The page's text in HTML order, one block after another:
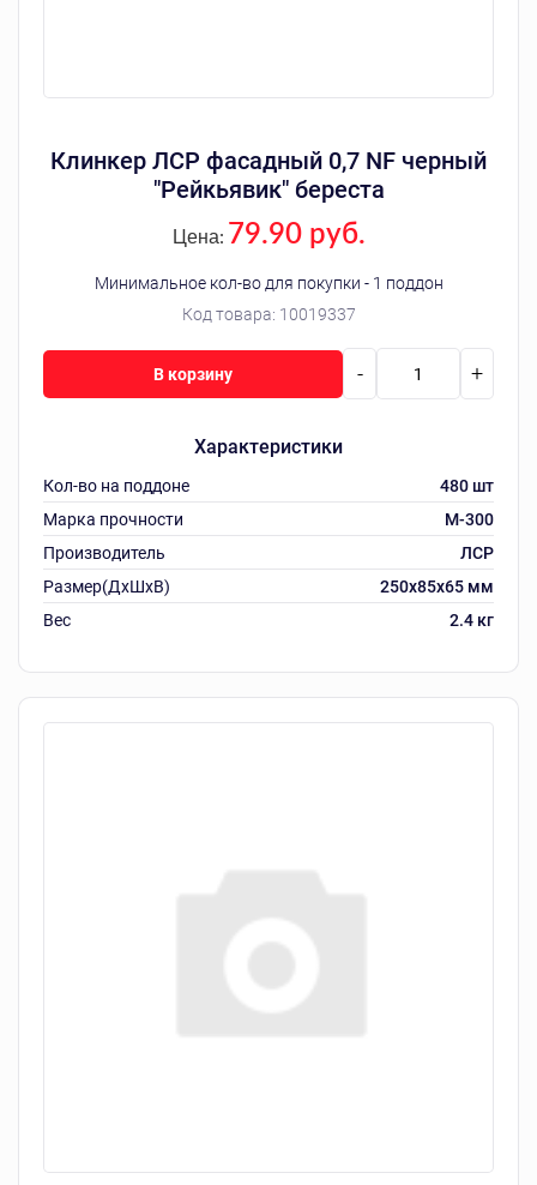
Клинкер ЛСР фасадный 0,7 NF черный
"Рейкьявик" береста
Код товара: 10019337
Цена: 79.90 руб.
Минимальное кол-во для покупки - 1 поддон
Характеристики
Кол-во на поддоне
480 шт
Марка прочности
М-300
Производитель
ЛСР
Размер(ДхШхВ)
250х85х65 мм
Вес
2.4 кг
- +
В корзину